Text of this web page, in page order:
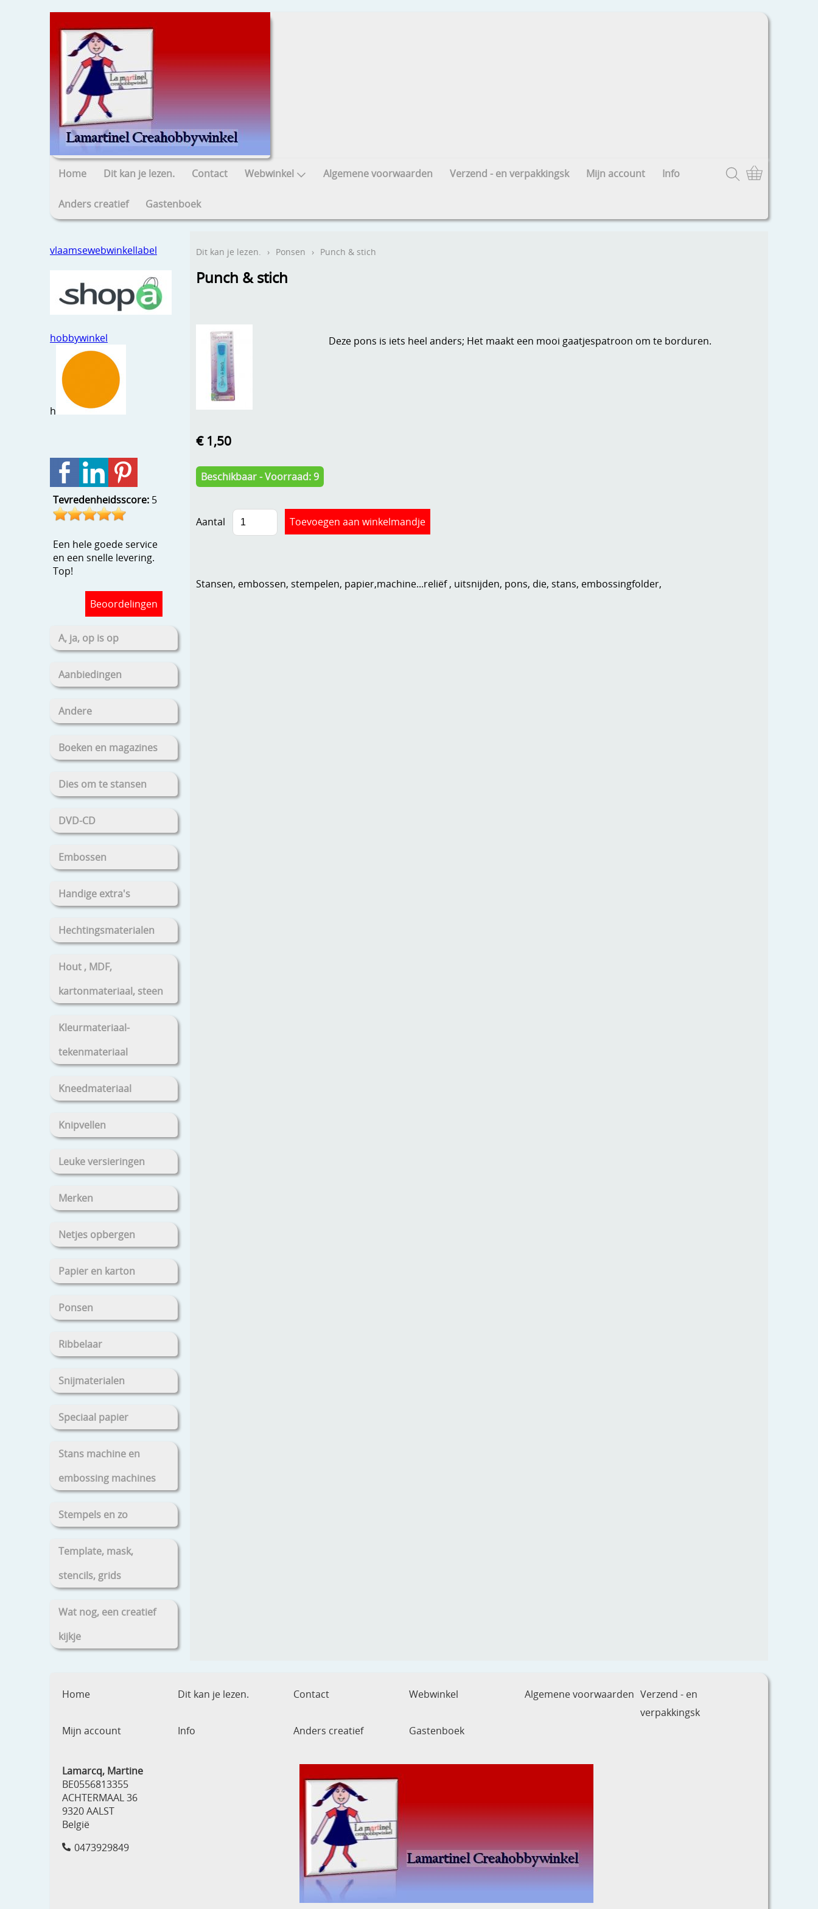
Home Dit kan je lezen. Contact Webwinkel Algemene voorwaarden Verzend - en verpakkingsk Mijn account Info
Anders creatief Gastenboek
vlaamsewebwinkellabel
hobbywinkel
h
Tevredenheidsscore: 5
Een hele goede service
en een snelle levering.
Top!
Beoordelingen
A, ja, op is op
Aanbiedingen
Andere
Boeken en magazines
Dies om te stansen
DVD-CD
Embossen
Handige extra's
Hechtingsmaterialen
Hout , MDF,
kartonmateriaal, steen
Kleurmateriaal-
tekenmateriaal
Kneedmateriaal
Knipvellen
Leuke versieringen
Merken
Netjes opbergen
Papier en karton
Ponsen
Ribbelaar
Snijmaterialen
Speciaal papier
Stans machine en
embossing machines
Stempels en zo
Template, mask,
stencils, grids
Wat nog, een creatief
kijkje
Dit kan je lezen. › Ponsen › Punch & stich
Punch & stich
Deze pons is iets heel anders; Het maakt een mooi gaatjespatroon om te borduren.
€ 1,50
Beschikbaar - Voorraad: 9
Aantal
Stansen, embossen, stempelen, papier,machine...reliëf , uitsnijden, pons, die, stans, embossingfolder,
Home Dit kan je lezen. Contact Webwinkel Algemene voorwaarden Verzend - en
verpakkingsk
Mijn account
Info Anders creatief Gastenboek
Lamarcq, Martine
BE0556813355
ACHTERMAAL 36
9320 AALST
België
0473929849